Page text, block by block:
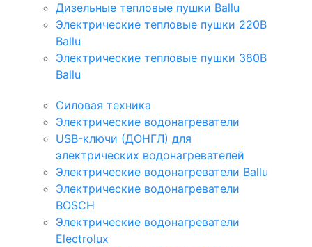
Дизельные тепловые пушки Ballu
Электрические тепловые пушки 220В
Ballu
Электрические тепловые пушки 380В
Ballu
Силовая техника
Электрические водонагреватели
USB-ключи (ДОНГЛ) для
электрических водонагревателей
Электрические водонагреватели Ballu
Электрические водонагреватели
BOSCH
Электрические водонагреватели
Electrolux